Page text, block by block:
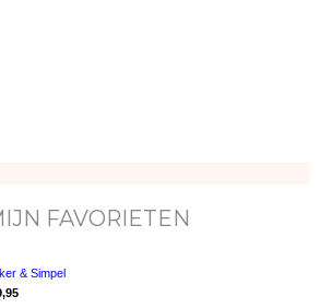
FAVORIETEN
& Simpel